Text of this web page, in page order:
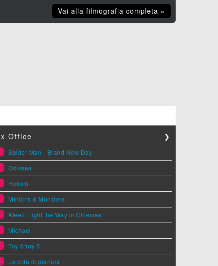
Vai alla filmografia completa »
Office ❯
Spider-Man - Brand New Day
Odissea
Hokum
Minions & Monsters
Ateez: Light the Way in Cinemas
Michael
Toy Story 5
Le città di pianura